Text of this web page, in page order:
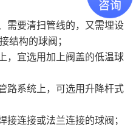
需要清扫管线的，又需埋设
结构的球阀；
，宜选用加上阀盖的低温球
路系统上，可选用升降杆式
接连接或法兰连接的球阀；